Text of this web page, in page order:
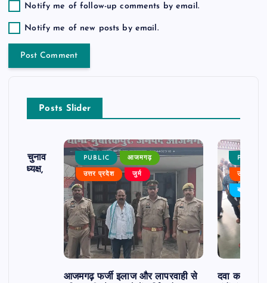
Notify me of follow-up comments by email.
Notify me of new posts by email.
Posts Slider
का चुनाव
बने अध्यक्ष,
PUBLIC आजमगढ़
उत्तर प्रदेश जुर्म
आजमगढ़ फर्जी इलाज और लापरवाही से
PUBLIC
उत्तर
बड़ी खबर
दवा कक्ष में